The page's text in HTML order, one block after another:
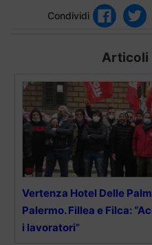
Condividi
Articoli
Vertenza Hotel Delle
Palermo. Fillea e Filca:
i lavoratori”